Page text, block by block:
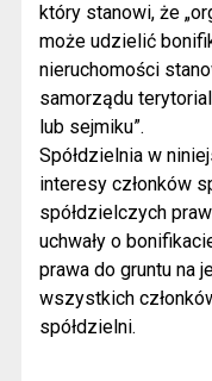
który stanowi, że
może udzielić
nieruchomości
samorządu
lub sejmiku”.
Spółdzielnia w
interesy członków
spółdzielczych
uchwały o
prawa do gruntu na
wszystkich
spółdzielni.